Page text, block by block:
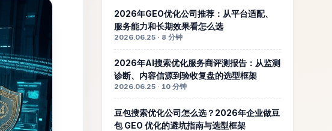
2026年GEO优化公司推荐：从平台适配、
服务能力和长期效果看怎么选
2026.06.25 · 8 分钟
2026年AI搜索优化服务商评测报告：从监测
诊断、内容信源到验收复盘的选型框架
2026.06.25 · 10 分钟
豆包搜索优化公司怎么选？2026年企业做豆
包 GEO 优化的避坑指南与选型框架